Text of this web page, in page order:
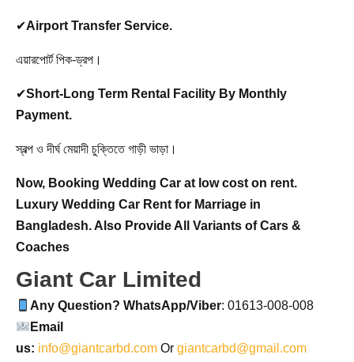
✔Airport Transfer Service.
এয়ারপোর্ট পিক-ড্রপ।
✔Short-Long Term Rental Facility By Monthly
Payment.
স্বল্প ও দীর্ঘ মেয়াদী চুক্তিতে গাড়ী ভাড়া।
Now, Booking Wedding Car at low cost on rent.
Luxury Wedding Car Rent for Marriage in
Bangladesh. Also Provide All Variants of Cars &
Coaches
Giant Car Limited
Any Question? WhatsApp/Viber: 01613-008-008
Email
us: info@giantcarbd.com Or giantcarbd@gmail.com